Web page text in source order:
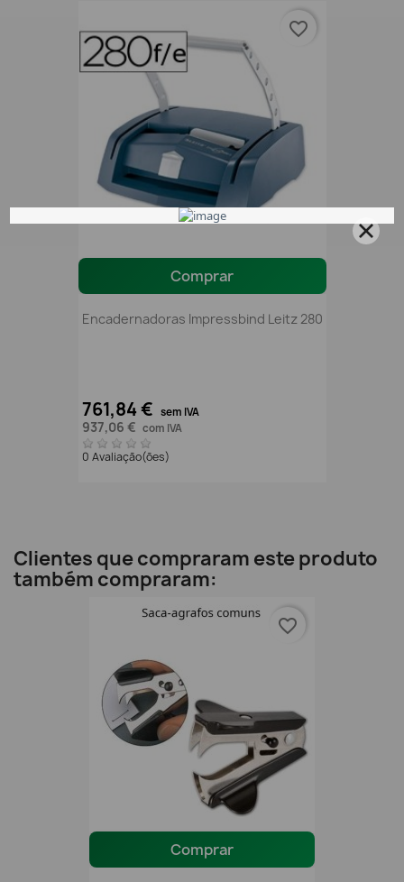
Comprar
Encadernadoras Impressbind Leitz 280
761,84 € sem IVA
937,06 € com IVA
0 Avaliação(ões)
favorite_border
Clientes que compraram este produto
também compraram:
Comprar
favorite_border